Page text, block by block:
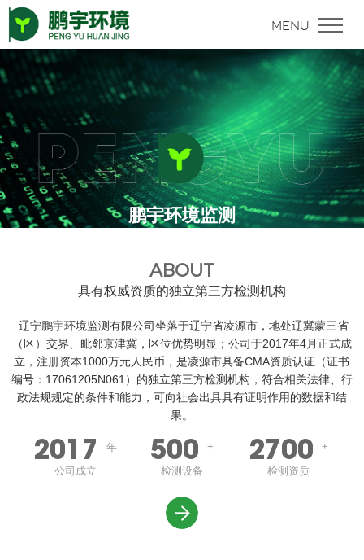
鹏宇环境监测
ABOUT
具有权威资质的独立第三方检测机构
辽宁鹏宇环境监测有限公司坐落于辽宁省凌源市，地处辽冀蒙三省
（区）交界、毗邻京津冀，区位优势明显；公司于2017年4月正式成
立，注册资本1000万元人民币，是凌源市具备CMA资质认证（证书
编号：17061205N061）的独立第三方检测机构，符合相关法律、行
政法规规定的条件和能力，可向社会出具具有证明作用的数据和结
果。
2017
年
公司成立
500
+
检测设备
2700
+
检测资质